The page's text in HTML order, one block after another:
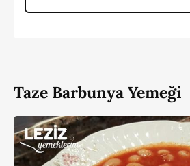
Taze Barbunya Yemeği